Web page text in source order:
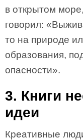
в открытом
говорил:
то на природе
образования,
опасности».
3. Книги
идеи
Креативные